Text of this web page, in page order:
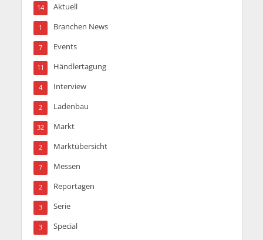
Aktuell
14
Branchen News
1
Events
7
Händlertagung
11
Interview
4
Ladenbau
2
Markt
32
Marktübersicht
2
Messen
7
Reportagen
2
Serie
3
Special
3